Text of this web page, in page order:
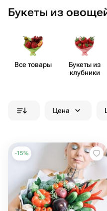
Букеты из
Все товары
Букеты из
клубники
Цена
-15%